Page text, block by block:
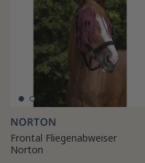
NORTON
Frontal Fliegenabweiser
Norton